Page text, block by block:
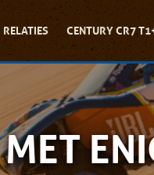
RELATIES CENTURY CR7